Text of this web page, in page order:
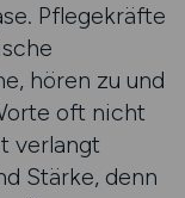
Pflegekräfte
hören zu und
oft nicht
verlangt
Stärke, denn